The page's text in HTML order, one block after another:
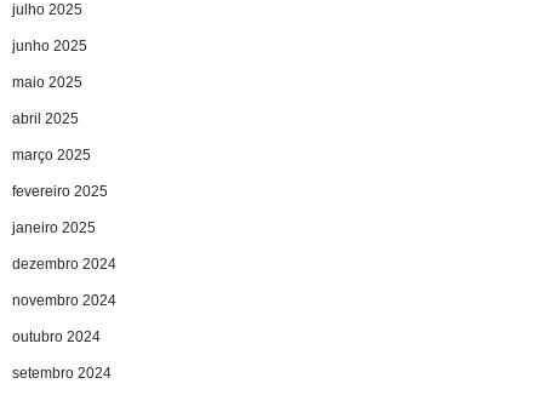
julho 2025
junho 2025
maio 2025
abril 2025
março 2025
fevereiro 2025
janeiro 2025
dezembro 2024
novembro 2024
outubro 2024
setembro 2024